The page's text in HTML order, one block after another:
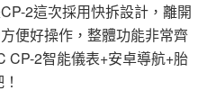
2這次採用快拆設計，離開
便好操作，整體功能非常齊
CP-2智能儀表+安卓導航+胎